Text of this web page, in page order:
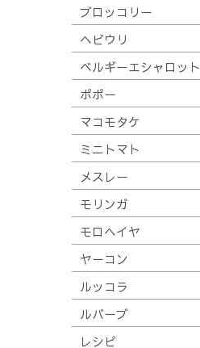
ブロッコリー
ヘビウリ
ベルギーエシャロット
ポポー
マコモタケ
ミニトマト
メスレー
モリンガ
モロヘイヤ
ヤーコン
ルッコラ
ルバーブ
レシピ